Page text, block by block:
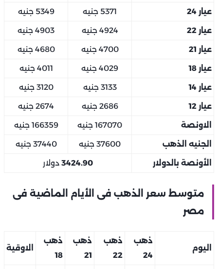
عيار 24 5371 جنيه 5349 جنيه
عيار 22 4924 جنيه 4903 جنيه
عيار 21 4700 جنيه 4680 جنيه
عيار 18 4029 جنيه 4011 جنيه
عيار 14 3133 جنيه 3120 جنيه
عيار 12 2686 جنيه 2674 جنيه
الاونصة 167070 جنيه 166359 جنيه
الجنيه الذهب 37600 جنيه 37440 جنيه
الأونصة بالدولار 3424.90 دولار
متوسط سعر الذهب فى الأيام الماضية فى
مصر
اليوم
ذهب
24
ذهب
22
ذهب
21
ذهب
18
الاوقية